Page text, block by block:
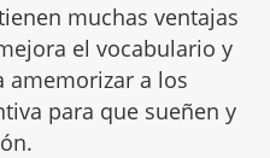
muchas ventajas
el vocabulario y
amemorizar a los
para que sueñen y